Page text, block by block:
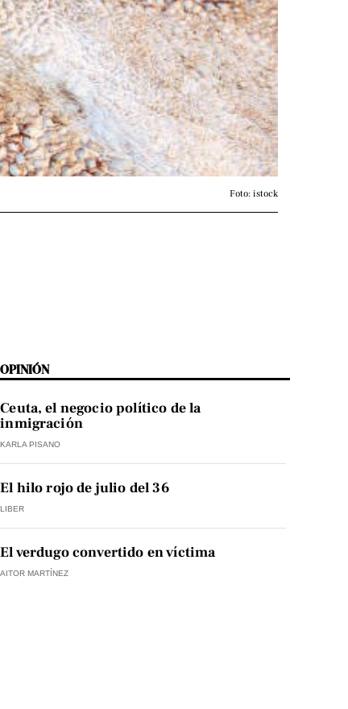
Foto: istock
OPINIÓN
Ceuta, el negocio político de la
inmigración
KARLA PISANO
El hilo rojo de julio del 36
LIBER
El verdugo convertido en víctima
AITOR MARTÍNEZ